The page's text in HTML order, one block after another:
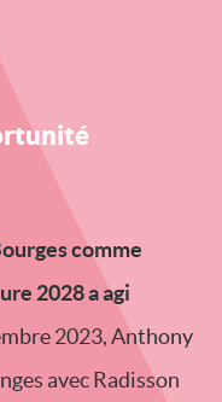
comme
2028 a agi
2023, Anthony
avec Radisson